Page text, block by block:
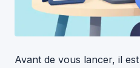
Avant de vous lancer, il